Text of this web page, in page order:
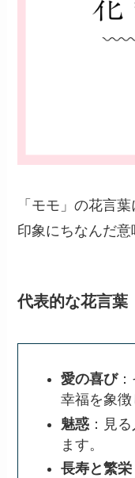
「モモ」の花言
印象にちなんだ意
代表的な花言葉
愛の喜び：
幸福を象徴
魅惑 ：見
ます。
長寿と繁栄